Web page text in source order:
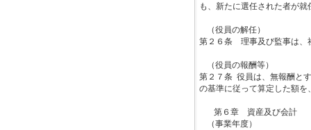
も、新たに選任された者が
（役員の解任）
第２６条 理事及び監事は、
（役員の報酬等）
第２７条 役員は、無報酬と
の基準に従って算定した額
第６章 資産及び会計
（事業年度）